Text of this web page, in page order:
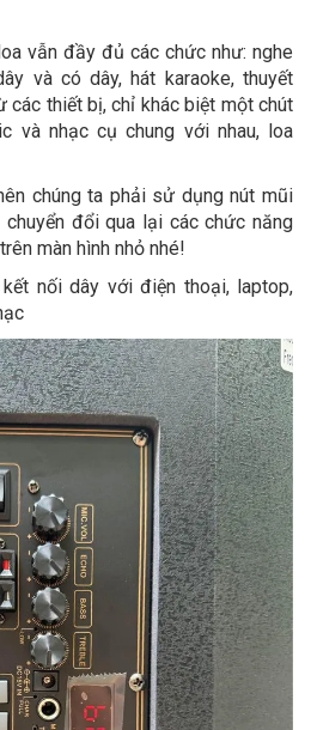
vẫn đầy đủ các chức như: nghe
và có dây, hát karaoke, thuyết
các thiết bị, chỉ khác biệt một chút
và nhạc cụ chung với nhau, loa
chúng ta phải sử dụng nút mũi
đổi qua lại các chức năng
màn hình nhỏ nhé!
nối dây với điện thoại, laptop,